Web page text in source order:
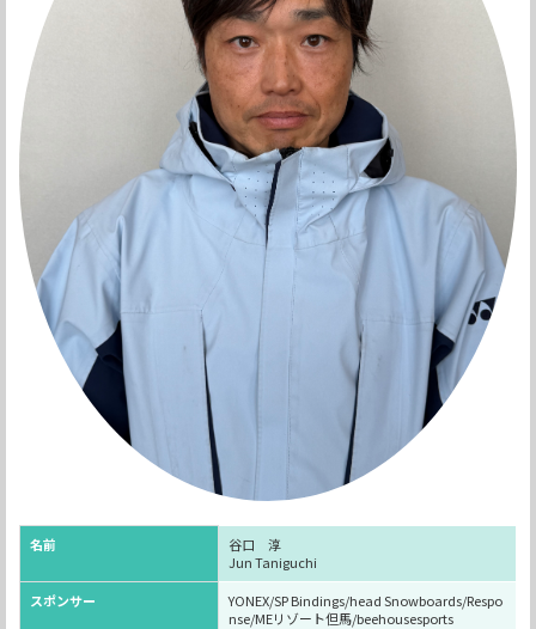
名前
谷口 淳
Jun Taniguchi
スポンサー
YONEX/SP Bindings/head Snowboards/Respo
nse/MEリゾート但馬/beehousesports